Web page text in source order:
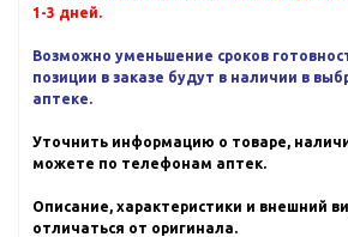
1-3 дней.
Возможно уменьшение сроков
позиции в заказе будут в наличии в
аптеке.
Уточнить информацию о товаре,
можете по телефонам аптек.
Описание, характеристики и внешний
отличаться от оригинала.